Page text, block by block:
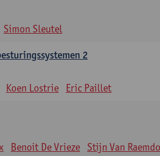
Simon Sleutel
2
Koen Lostrie Eric Paillet
Benoit De Vrieze Stijn Van